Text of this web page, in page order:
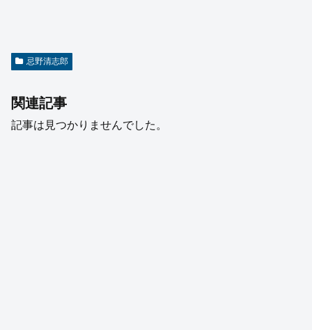
忌野清志郎
関連記事
記事は見つかりませんでした。